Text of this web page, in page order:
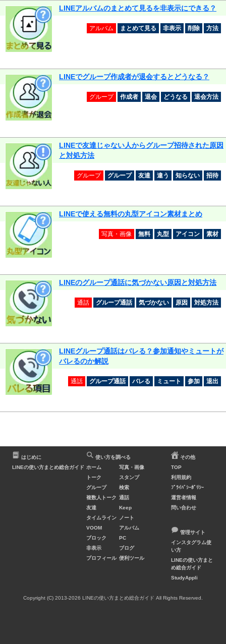
LINEアルバムのまとめて見るを非表示にできる？
アルバム まとめて見る 非表示 削除 方法
LINEでグループ作成者が退会するとどうなる？
グループ 作成者 退会 どうなる 退会方法
LINEで友達じゃない人からグループ招待された原因
と対処方法
グループ グループ 友達 違う 知らない 招待
LINEで使える無料の丸型アイコン素材まとめ
写真・画像 無料 丸型 アイコン 素材
LINEのグループ通話に気づかない原因と対処方法
通話 グループ通話 気づかない 原因 対処方法
LINEグループ通話はバレる？参加通知やミュートが
バレるのか解説
通話 グループ通話 バレる ミュート 参加 退出
はじめに
LINEの使い方まとめ総合ガイド
使い方を調べる
ホーム
トーク
グループ
複数人トーク
友達
タイムライン
VOOM
ブロック
非表示
プロフィール
写真・画像
スタンプ
検索
通話
Keep
ノート
アルバム
PC
ブログ
便利ツール
その他
TOP
利用規約
ﾌﾟﾗｲﾊﾞｼｰﾎﾟﾘｼｰ
運営者情報
問い合わせ
管理サイト
インスタグラム使
い方
LINEの使い方まと
め総合ガイド
StudyAppli
Copyright (C) 2013-2026 LINEの使い方まとめ総合ガイド All Rights Reserved.